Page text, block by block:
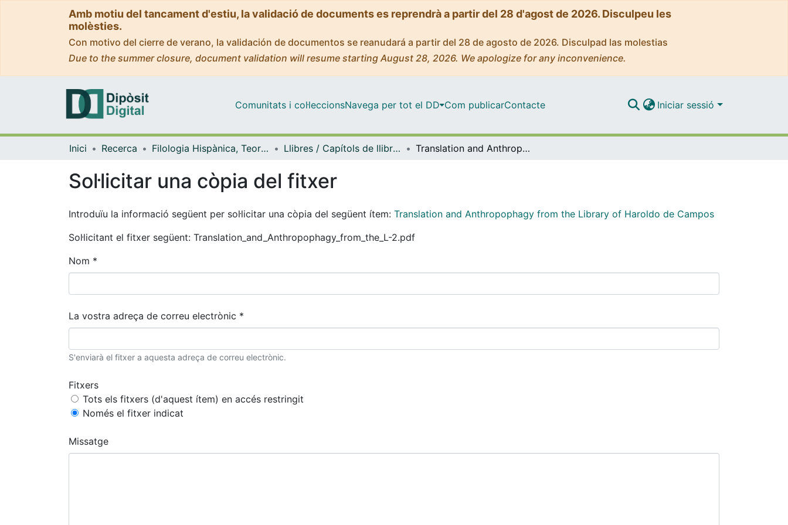
Amb motiu del tancament d'estiu, la validació de documents es reprendrà a partir del 28 d'agost de 2026. Disculpeu les
molèsties.
Con motivo del cierre de verano, la validación de documentos se reanudará a partir del 28 de agosto de 2026. Disculpad las molestias
Due to the summer closure, document validation will resume starting August 28, 2026. We apologize for any inconvenience.
Comunitats i col·leccionsNavega per tot el DD Com publicarContacte Iniciar sessió
Inici Recerca Filologia Hispànica, Teoria de la Literatura i Comunicació Llibres / Capítols de llibre (Filologia Hispànica, Teoria de la Literatura i Comunicació) Translation and Anthropophagy from the Library of Haroldo de Campos
Sol·licitar una còpia del fitxer
Introduïu la informació següent per sol·licitar una còpia del següent ítem: Translation and Anthropophagy from the Library of Haroldo de Campos
Sol·licitant el fitxer següent: Translation_and_Anthropophagy_from_the_L-2.pdf
Nom *
La vostra adreça de correu electrònic *
S'enviarà el fitxer a aquesta adreça de correu electrònic.
Fitxers
Tots els fitxers (d'aquest ítem) en accés restringit
Només el fitxer indicat
Missatge